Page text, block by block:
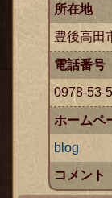
所在地
豊後高田
電話番号
0978-53-
ホームペ
blog
コメント